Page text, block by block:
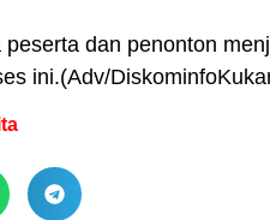
dan penonton
ini.(Adv/